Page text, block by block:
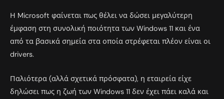
Η Microsoft φαίνεται πως θέλει να δώσει μεγαλύτερη
έμφαση στη συνολική ποιότητα των Windows 11 και ένα
από τα βασικά σημεία στα οποία στρέφεται πλέον είναι οι
drivers.
Παλιότερα (αλλά σχετικά πρόσφατα), η εταιρεία είχε
δηλώσει πως η ζωή των Windows 11 δεν έχει πάει καλά και